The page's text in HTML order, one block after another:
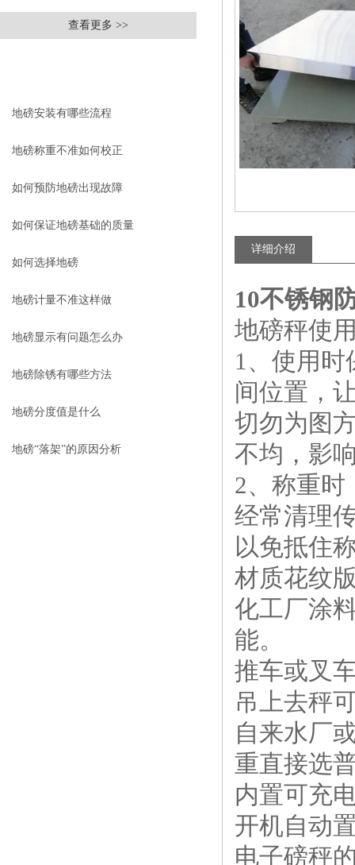
查看更多 >>
地磅安装有哪些流程
地磅称重不准如何校正
如何预防地磅出现故障
如何保证地磅基础的质量
如何选择地磅
地磅计量不准这样做
地磅显示有问题怎么办
地磅除锈有哪些方法
地磅分度值是什么
地磅“落架”的原因分析
详细介绍
10不锈钢
地磅秤使
1、使用
间位置，
切勿为图
不均，影
2、称重时
经常清理
以免抵住
材质花纹
化工厂涂
能。
推车或叉
吊上去秤
自来水厂
重直接选
内置可充
开机自动
电子磅秤